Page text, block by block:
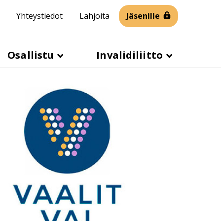
Yhteystiedot Lahjoita Jäsenille
Osallistu Invalidiliitto